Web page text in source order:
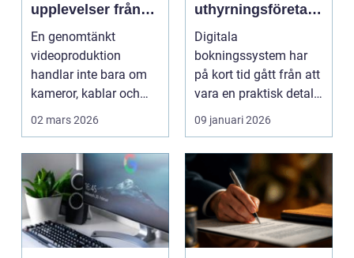
upplevelser från
idé till färdig
sändning
En genomtänkt
videoproduktion
handlar inte bara om
kameror, kablar och
skärmar. Den handlar
02 mars 2026
uthyrningsföretag
rätt
bokningssystem
Digitala
bokningssystem har
på kort tid gått från att
vara en praktisk detalj
till...
09 januari 2026